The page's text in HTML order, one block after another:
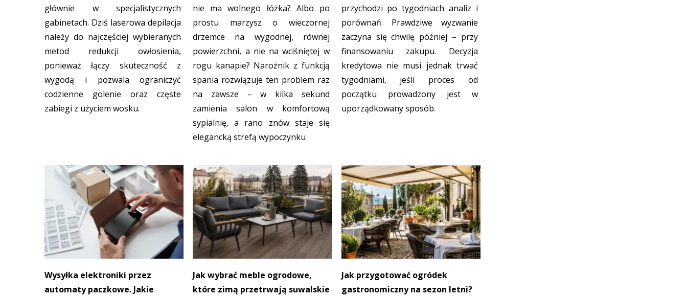
głównie w specjalistycznych
gabinetach. Dziś laserowa depilacja
należy do najczęściej wybieranych
metod redukcji owłosienia,
ponieważ łączy skuteczność z
wygodą i pozwala ograniczyć
codzienne golenie oraz częste
zabiegi z użyciem wosku.
nie ma wolnego łóżka? Albo po
prostu marzysz o wieczornej
drzemce na wygodnej, równej
powierzchni, a nie na wciśniętej w
rogu kanapie? Narożnik z funkcją
spania rozwiązuje ten problem raz
na zawsze – w kilka sekund
zamienia salon w komfortową
sypialnię, a rano znów staje się
elegancką strefą wypoczynku
przychodzi po tygodniach analiz i
porównań. Prawdziwe wyzwanie
zaczyna się chwilę później – przy
finansowaniu zakupu. Decyzja
kredytowa nie musi jednak trwać
tygodniami, jeśli proces od
początku prowadzony jest w
uporządkowany sposób.
Wysyłka elektroniki przez
automaty paczkowe. Jakie
Jak wybrać meble ogrodowe,
które zimą przetrwają suwalskie
Jak przygotować ogródek
gastronomiczny na sezon letni?